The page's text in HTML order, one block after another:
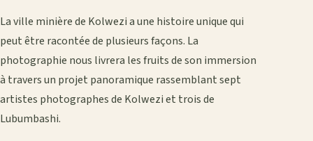
La ville minière de Kolwezi a une histoire unique qui
peut être racontée de plusieurs façons. La
photographie nous livrera les fruits de son immersion
à travers un projet panoramique rassemblant sept
artistes photographes de Kolwezi et trois de
Lubumbashi.